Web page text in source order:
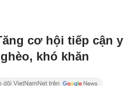
cơ hội tiếp cận y
khó khăn